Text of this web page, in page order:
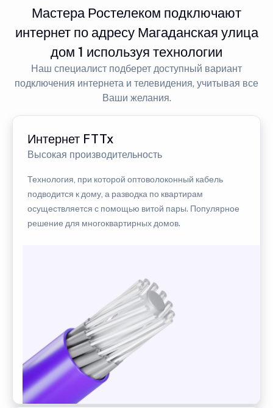
Мастера Ростелеком подключают
интернет по адресу Магаданская улица
дом 1 используя технологии
Наш специалист подберет доступный вариант
подключения интернета и телевидения, учитывая все
Ваши желания.
Интернет FTTx
Высокая производительность
Технология, при которой оптоволоконный кабель
подводится к дому, а разводка по квартирам
осуществляется с помощью витой пары. Популярное
решение для многоквартирных домов.